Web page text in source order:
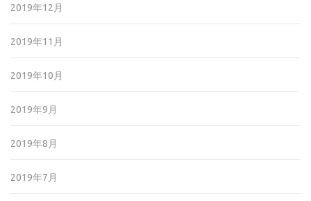
2019年12月
2019年11月
2019年10月
2019年9月
2019年8月
2019年7月